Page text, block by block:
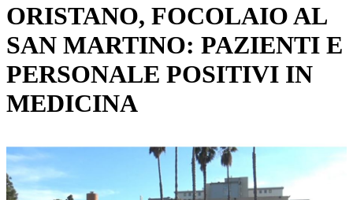
ORISTANO, FOCOLAIO AL
SAN MARTINO: PAZIENTI E
PERSONALE POSITIVI IN
MEDICINA